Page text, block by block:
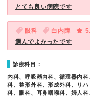
とても良い病院です
眼科 白内障
選んでよかったです
診療科目：
内科、呼吸器内科、循環器内
科、整形外科、形成外科、リ
科、眼科、耳鼻咽喉科、婦人